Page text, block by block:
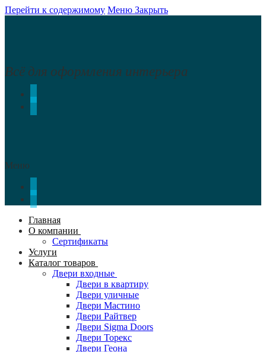
Перейти к содержимому Меню Закрыть
Всё для оформления интерьера
Меню
Главная
О компании
Сертификаты
Услуги
Каталог товаров
Двери входные
Двери в квартиру
Двери уличные
Двери Мастино
Двери Райтвер
Двери Sigma Doors
Двери Торекс
Двери Геона